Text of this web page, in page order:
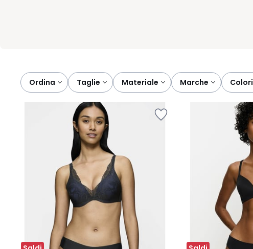
Ordina
taglie materiale marche colori